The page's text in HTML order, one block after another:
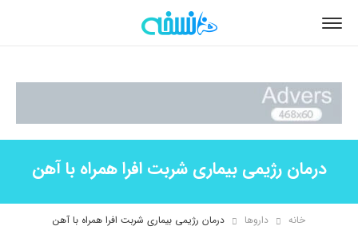
درمان رژیمی بیماری شربت افرا همراه با آهن
خانه داروها درمان رژیمی بیماری شربت افرا همراه با آهن